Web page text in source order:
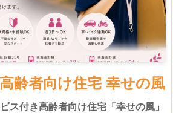
齢者向け住宅 幸せの風
ス付き高齢者向け住宅「幸せの風」